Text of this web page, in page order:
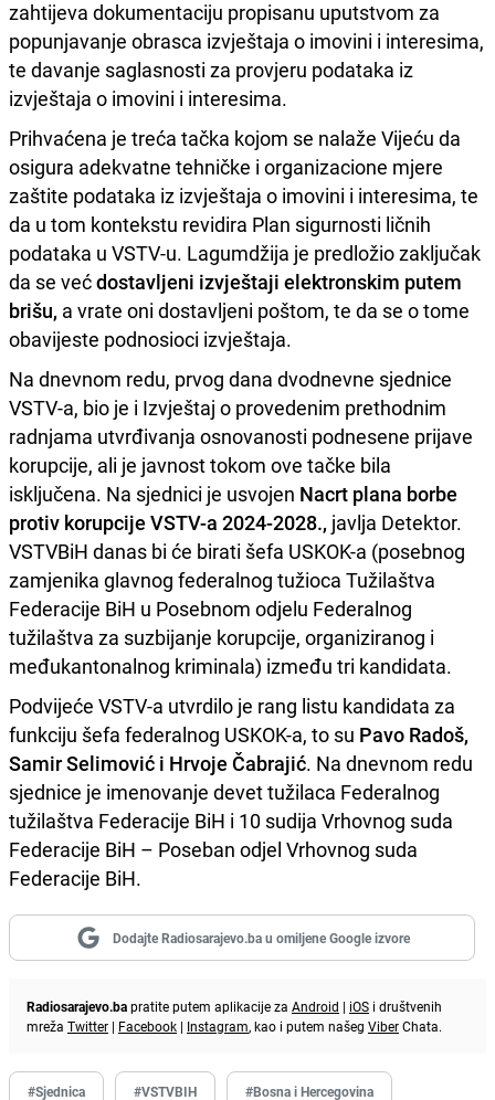
zahtijeva dokumentaciju propisanu uputstvom za
popunjavanje obrasca izvještaja o imovini i interesima,
te davanje saglasnosti za provjeru podataka iz
izvještaja o imovini i interesima.
Prihvaćena je treća tačka kojom se nalaže Vijeću da
osigura adekvatne tehničke i organizacione mjere
zaštite podataka iz izvještaja o imovini i interesima, te
da u tom kontekstu revidira Plan sigurnosti ličnih
podataka u VSTV-u. Lagumdžija je predložio zaključak
da se većdostavljeni izvještaji elektronskim putem
brišu, a vrate oni dostavljeni poštom, te da se o tome
obavijeste podnosioci izvještaja.
Na dnevnom redu, prvog dana dvodnevne sjednice
VSTV-a, bio je i Izvještaj o provedenim prethodnim
radnjama utvrđivanja osnovanosti podnesene prijave
korupcije, ali je javnost tokom ove tačke bila
isključena. Na sjednici je usvojen Nacrt plana borbe
protiv korupcije VSTV-a 2024-2028., javlja Detektor.
VSTVBiH danas bi će birati šefa USKOK-a (posebnog
zamjenika glavnog federalnog tužioca Tužilaštva
Federacije BiH u Posebnom odjelu Federalnog
tužilaštva za suzbijanje korupcije, organiziranog i
međukantonalnog kriminala) između tri kandidata.
Podvijeće VSTV-a utvrdilo je rang listu kandidata za
funkciju šefa federalnog USKOK-a, to su Pavo Radoš,
Samir Selimović i Hrvoje Čabrajić. Na dnevnom redu
sjednice je imenovanje devet tužilaca Federalnog
tužilaštva Federacije BiH i 10 sudija Vrhovnog suda
Federacije BiH – Poseban odjel Vrhovnog suda
Federacije BiH.
Dodajte Radiosarajevo.ba u omiljene Google izvore
Radiosarajevo.bapratite putem aplikacije za Android | iOS i društvenih
mreža Twitter | Facebook | Instagram, kao i putem našeg ViberChata.
#Sjednica #VSTVBIH #Bosna i Hercegovina